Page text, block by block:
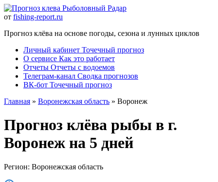
Рыболовный Радар
от fishing-report.ru
Прогноз клёва на основе погоды, сезона и лунных циклов
Личный кабинет Точечный прогноз
О сервисе Как это работает
Отчеты Отчеты с водоемов
Телеграм-канал Сводка прогнозов
ВК-бот Точечный прогноз
Главная » Воронежская область » Воронеж
Прогноз клёва рыбы в г.
Воронеж на 5 дней
Регион: Воронежская область